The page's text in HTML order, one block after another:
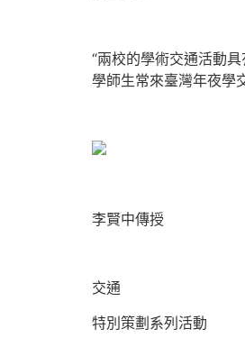
“兩校的學術交通活動
學師生常來臺灣年夜學
李賢中傳授
交通
特別策劃系列活動